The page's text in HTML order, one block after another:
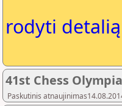
rodyti
41st Chess
Paskutinis